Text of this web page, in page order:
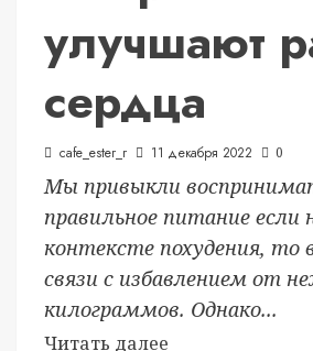
улучшают
сердца
cafe_ester_r 11 декабря 2022 0
Мы привыкли
правильное питание если
контексте похудения, то
связи с избавлением от
килограммов. Однако...
Читать далее